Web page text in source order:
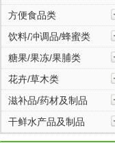
糖果/果冻/果脯类
花卉/草木类
滋补品/药材及制品
方便食品类
饮料/冲调品/蜂蜜类
糖果/果冻/果脯类
花卉/草木类
滋补品/药材及制品
干鲜水产品及制品